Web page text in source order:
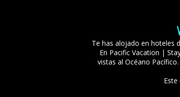
Te has alojado en hoteles
En Pacific Vacation |
vistas al Océano